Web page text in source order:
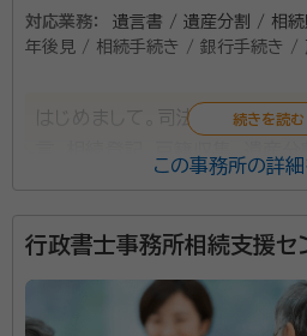
や老後の不安を、できる限り解
様に安心と満足をお届けし、悔
対応業務：
遺言書 / 遺産分割 / 相
年後見 / 相続手続き / 銀行手続き /
はじめまして。司法書士・行政
たらぜひお問合せ下さい。出張
土日祝日でも可能な限り対応致
願い致します。
この事務所の詳細
行政書士事務所相続支援セ